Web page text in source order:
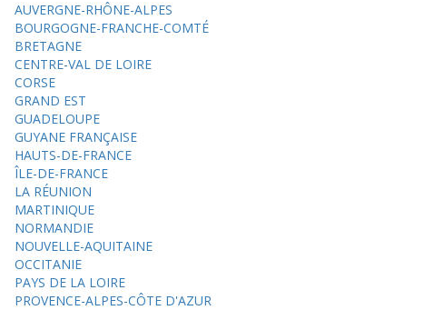
AUVERGNE-RHÔNE-ALPES
BOURGOGNE-FRANCHE-COMTÉ
BRETAGNE
CENTRE-VAL DE LOIRE
CORSE
GRAND EST
GUADELOUPE
GUYANE FRANÇAISE
HAUTS-DE-FRANCE
ÎLE-DE-FRANCE
LA RÉUNION
MARTINIQUE
NORMANDIE
NOUVELLE-AQUITAINE
OCCITANIE
PAYS DE LA LOIRE
PROVENCE-ALPES-CÔTE D'AZUR